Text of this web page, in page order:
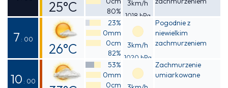
25°C
Odczuwalna
26°C
80%
3km/h
1018 hPa
7 : 00
26°C
Odczuwalna
26°C
23%
0mm
0cm
82%
3km/h
1020 hPa
Pogodnie z
niewielkim
zachmurzeniem
10 : 00
53%
0mm
0cm
Zachmurzenie
umiarkowane